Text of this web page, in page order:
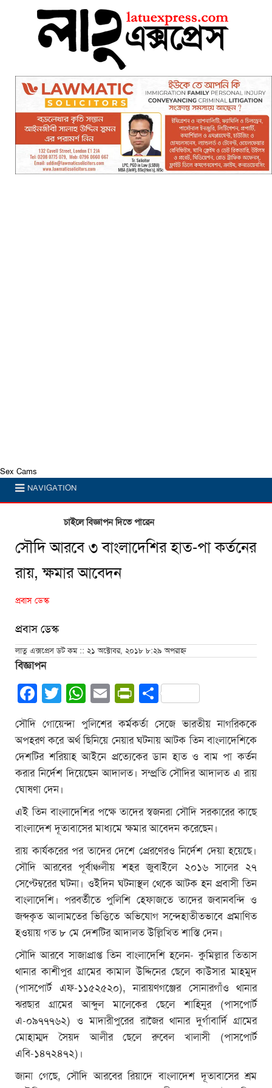
Sex Cams
NAVIGATION
চাইলে বিজ্ঞাপন দিতে পারেন
সৌদি আরবে ৩ বাংলাদেশির হাত-পা কর্তনের
রায়, ক্ষমার আবেদন
প্রবাস ডেস্ক
প্রবাস ডেস্ক
লাতু এক্সপ্রেস ডট কম :: ২১ অক্টোবর, ২০১৮ ৮:২৯ অপরাহ্ন
বিজ্ঞাপন
Facebook
Twitter
WhatsApp
EmailPrintFriendly
Share
সৌদি গোয়েন্দা পুলিশের কর্মকর্তা সেজে ভারতীয় নাগরিককে
অপহরণ করে অর্থ ছিনিয়ে নেয়ার ঘটনায় আটক তিন বাংলাদেশিকে
দেশটির শরিয়াহ আইনে প্রত্যেকের ডান হাত ও বাম পা কর্তন
করার নির্দেশ দিয়েছেন আদালত। সম্প্রতি সৌদির আদালত এ রায়
ঘোষণা দেন।
এই তিন বাংলাদেশির পক্ষে তাদের স্বজনরা সৌদি সরকারের কাছে
বাংলাদেশ দূতাবাসের মাধ্যমে ক্ষমার আবেদন করেছেন।
রায় কার্যকরের পর তাদের দেশে প্রেরণেরও নির্দেশ দেয়া হয়েছে।
সৌদি আরবের পূর্বাঞ্চলীয় শহর জুবাইলে ২০১৬ সালের ২৭
সেপ্টেম্বরের ঘটনা। ওইদিন ঘটনাস্থল থেকে আটক হন প্রবাসী তিন
বাংলাদেশি। পরবর্তীতে পুলিশি হেফাজতে তাদের জবানবন্দি ও
জব্দকৃত আলামতের ভিত্তিতে অভিযোগ সন্দেহাতীতভাবে প্রমাণিত
হওয়ায় গত ৮ মে দেশটির আদালত উল্লিখিত শাস্তি দেন।
সৌদি আরবে সাজাপ্রাপ্ত তিন বাংলাদেশি হলেন- কুমিল্লার তিতাস
থানার কাশীপুর গ্রামের কামাল উদ্দিনের ছেলে কাউসার মাহমুদ
(পাসপোর্ট এফ-১১৫২৫২০), নারায়ণগঞ্জের সোনারগাঁও থানার
ঝরছার গ্রামের আব্দুল মালেকের ছেলে শাহিনুর (পাসপোর্ট
এ-০৯৭৭৭৬২) ও মাদারীপুরের রাজৈর থানার দুর্গাবার্দি গ্রামের
মোহাম্মদ সৈয়দ আলীর ছেলে রুবেল খালাসী (পাসপোর্ট
এবি-১৪৭২৪৭২)।
জানা গেছে, সৌদি আরবের রিয়াদে বাংলাদেশ দূতাবাসের শ্রম